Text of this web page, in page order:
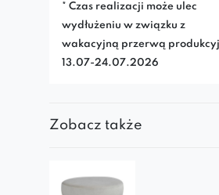
* Czas realizacji może ulec
wydłużeniu w związku z
wakacyjną przerwą
13.07-24.07.2026
Zobacz także